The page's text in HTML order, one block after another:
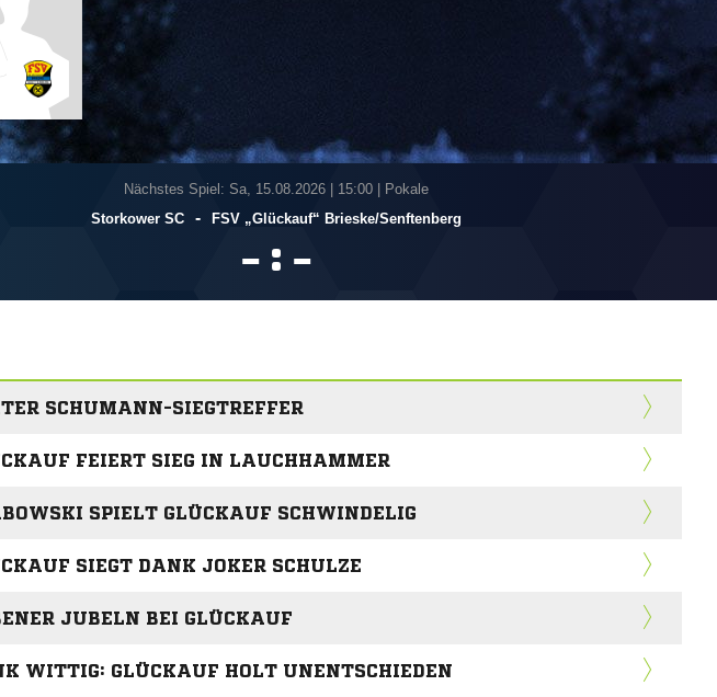
Nächstes Spiel: Sa, 15.08.2026
15:00 | Pokale
Storkower SC
- FSV „Glückauf“ Brieske/​Senftenberg
 : 
SCHUMANN-SIEGTREFFER
FEIERT SIEG IN LAUCHHAMMER
SPIELT GLÜCKAUF SCHWINDELIG
SIEGT DANK JOKER SCHULZE
JUBELN BEI GLÜCKAUF
WITTIG: GLÜCKAUF HOLT UNENTSCHIEDEN